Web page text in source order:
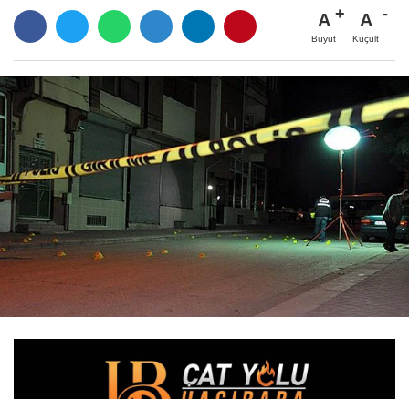
A
Büyüt
A
Küçült